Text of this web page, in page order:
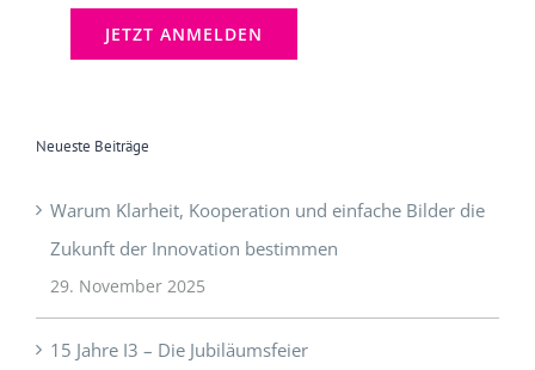
Zukunft der Innovation bestimmen
29. November 2025
15 Jahre I3 – Die Jubiläumsfeier
10. Oktober 2025